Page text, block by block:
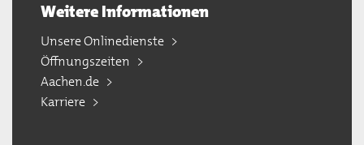
Weitere Informationen
Unsere Onlinedienste
Öffnungszeiten
Aachen.de
Karriere